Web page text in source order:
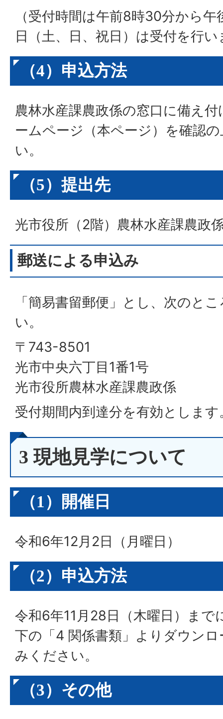
（受付時間は午前8時30分から
日（土、日、祝日）は受付を行
（4）申込方法
農林水産課農政係の窓口に備え
ームページ（本ページ）を確認
い。
（5）提出先
光市役所（2階）農林水産課農政
郵送による申込み
「簡易書留郵便」とし、次のと
い。
〒743-8501
光市中央六丁目1番1号
光市役所農林水産課農政係
受付期間内到達分を有効とします
3 現地見学について
（1）開催日
令和6年12月2日（月曜日）
（2）申込方法
令和6年11月28日（木曜日）まで
下の「4 関係書類」よりダウン
みください。
（3）その他